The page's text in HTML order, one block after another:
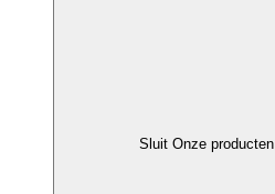
Sluit Onze producten